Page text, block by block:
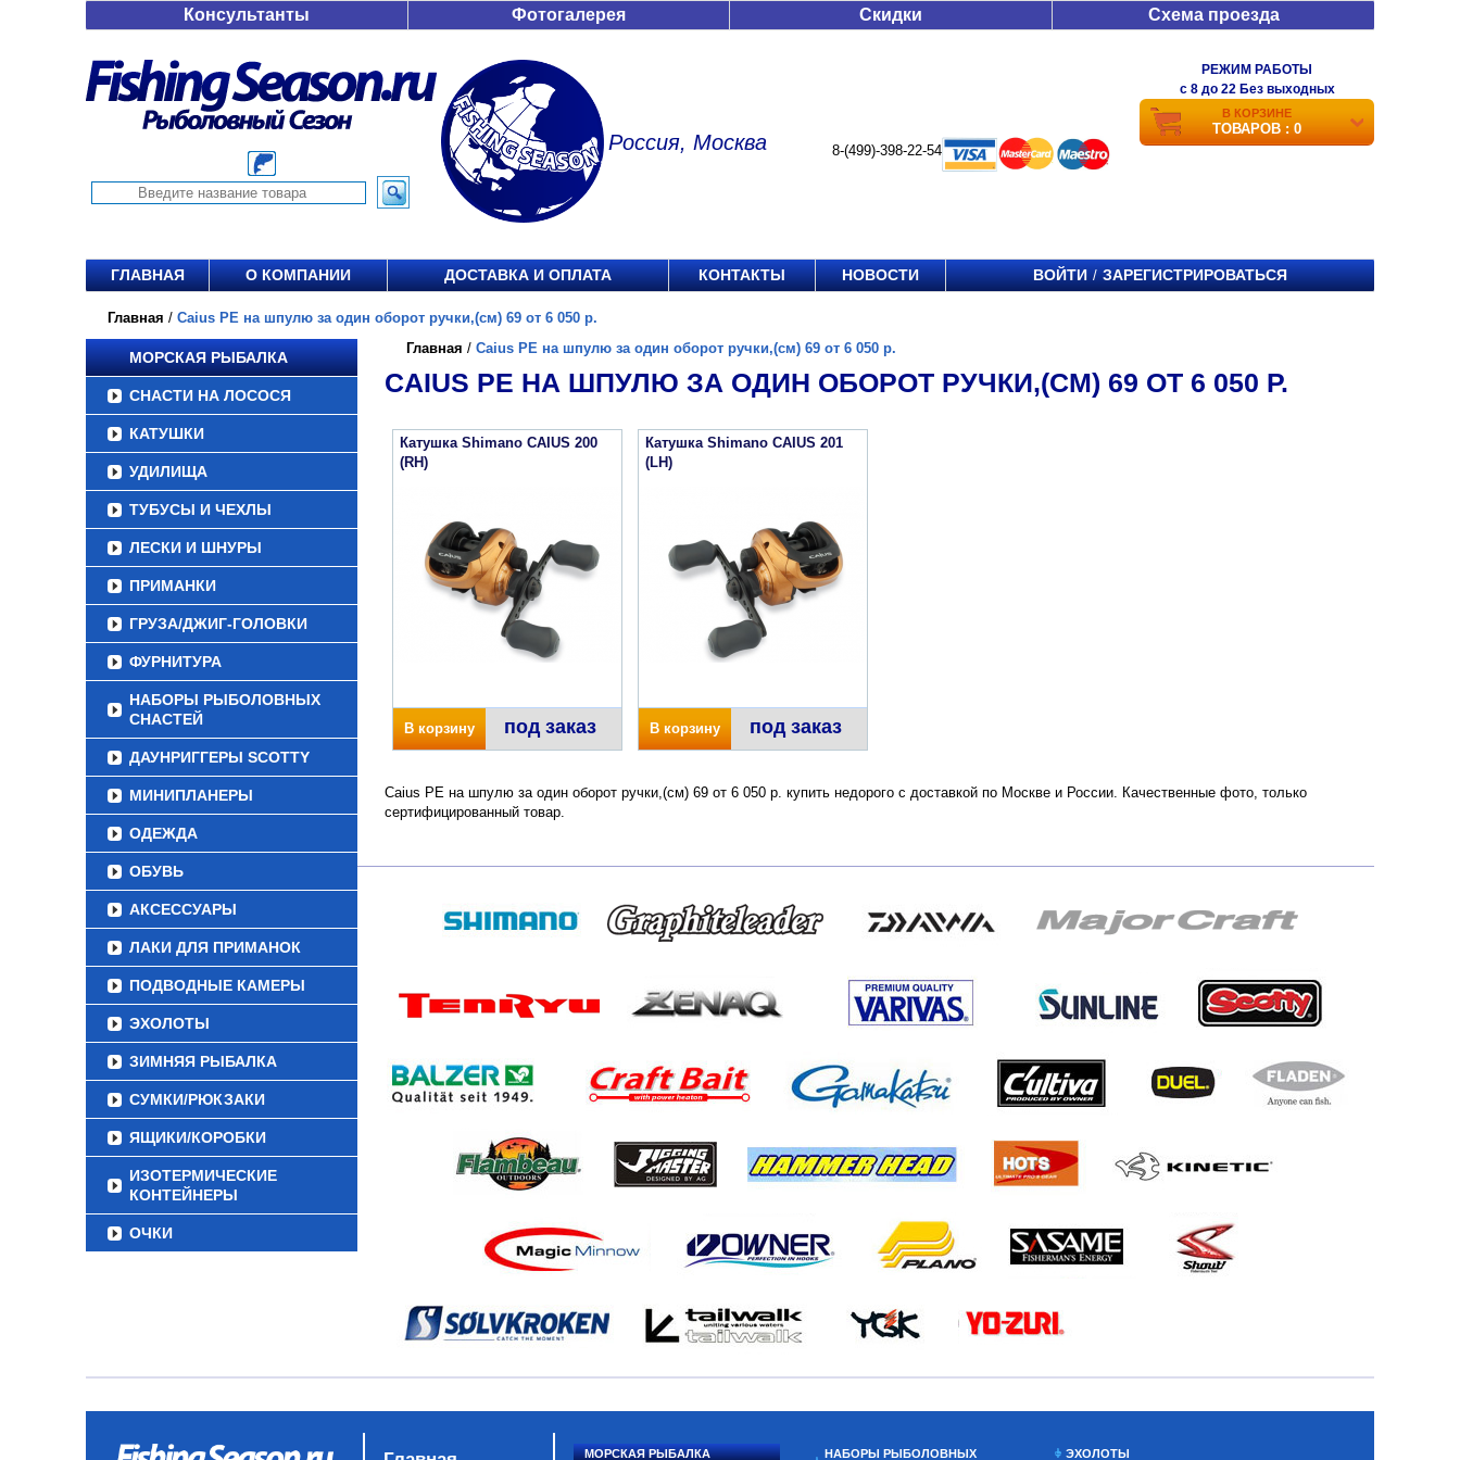
Консультанты Фотогалерея Скидки Схема проезда
Россия, Москва 8-(499)-398-22-54
РЕЖИМ РАБОТЫ
c 8 до 22 Без выходных
В КОРЗИНЕ
ТОВАРОВ : 0
ГЛАВНАЯ О КОМПАНИИ ДОСТАВКА И ОПЛАТА КОНТАКТЫ НОВОСТИ ВОЙТИ / ЗАРЕГИСТРИРОВАТЬСЯ
Главная / Caius PE на шпулю за один оборот ручки,(см) 69 от 6 050 р.
МОРСКАЯ РЫБАЛКА
СНАСТИ НА ЛОСОСЯ
КАТУШКИ
УДИЛИЩА
ТУБУСЫ И ЧЕХЛЫ
ЛЕСКИ И ШНУРЫ
ПРИМАНКИ
ГРУЗА/ДЖИГ-ГОЛОВКИ
ФУРНИТУРА
НАБОРЫ РЫБОЛОВНЫХ
СНАСТЕЙ
ДАУНРИГГЕРЫ SCOTTY
МИНИПЛАНЕРЫ
ОДЕЖДА
ОБУВЬ
АКСЕССУАРЫ
ЛАКИ ДЛЯ ПРИМАНОК
ПОДВОДНЫЕ КАМЕРЫ
ЭХОЛОТЫ
ЗИМНЯЯ РЫБАЛКА
СУМКИ/РЮКЗАКИ
ЯЩИКИ/КОРОБКИ
ИЗОТЕРМИЧЕСКИЕ
КОНТЕЙНЕРЫ
ОЧКИ
Главная / Caius PE на шпулю за один оборот ручки,(см) 69 от 6 050 р.
CAIUS PE НА ШПУЛЮ ЗА ОДИН ОБОРОТ РУЧКИ,(СМ) 69 ОТ 6 050 Р.
Катушка Shimano CAIUS 200
(RH)
В корзину под заказ
Катушка Shimano CAIUS 201
(LH)
В корзину под заказ
Caius PE на шпулю за один оборот ручки,(см) 69 от 6 050 р. купить недорого с доставкой по Москве и России. Качественные фото, только
сертифицированный товар.
МОРСКАЯ РЫБАЛКА НАБОРЫ РЫБОЛОВНЫХ ЭХОЛОТЫ